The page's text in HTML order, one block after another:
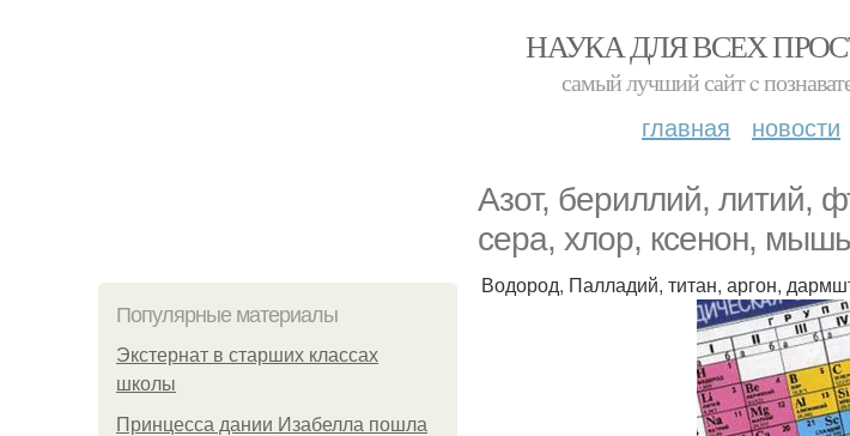
НАУКА ДЛЯ ВСЕХ
самый лучший сайт c
главная новости
Азот, бериллий, литий,
сера, хлор, ксенон,
Популярные материалы
Экстернат в старших классах
школы
Принцесса дании Изабелла пошла
Водород, Палладий, титан, аргон,